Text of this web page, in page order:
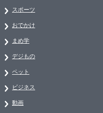
スポーツ
おでかけ
まめ学
デジもの
ペット
ビジネス
動画